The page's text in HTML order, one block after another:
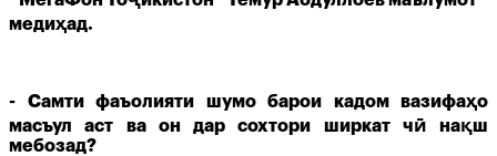
медиҳад.
- Самти фаъолияти шумо барои кадом вазифаҳо
масъул аст ва он дар сохтори ширкат чӣ нақш
мебозад?